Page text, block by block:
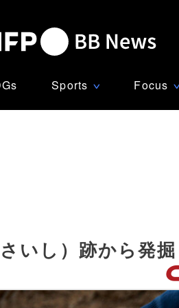
Sports ∨ Focus ∨
いし）跡から発